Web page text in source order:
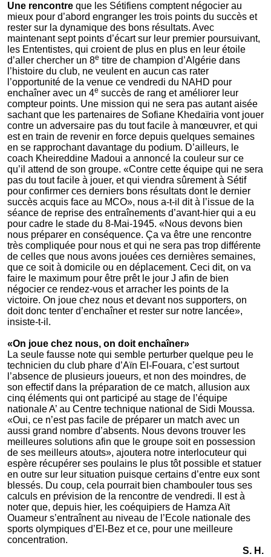
Une rencontre que les Sétifiens comptent négocier au
mieux pour d’abord engranger les trois points du succès et
rester sur la dynamique des bons résultats. Avec
maintenant sept points d’écart sur leur premier poursuivant,
les Ententistes, qui croient de plus en plus en leur étoile
d’aller chercher un 8e titre de champion d’Algérie dans
l’histoire du club, ne veulent en aucun cas rater
l’opportunité de la venue ce vendredi du NAHD pour
enchaîner avec un 4e succès de rang et améliorer leur
compteur points. Une mission qui ne sera pas autant aisée
sachant que les partenaires de Sofiane Khedaïria vont jouer
contre un adversaire pas du tout facile à manœuvrer, et qui
est en train de revenir en force depuis quelques semaines
en se rapprochant davantage du podium. D’ailleurs, le
coach Kheireddine Madoui a annoncé la couleur sur ce
qu’il attend de son groupe. «Contre cette équipe qui ne sera
pas du tout facile à jouer, et qui viendra sûrement à Sétif
pour confirmer ces derniers bons résultats dont le dernier
succès acquis face au MCO», nous a-t-il dit à l’issue de la
séance de reprise des entraînements d’avant-hier qui a eu
pour cadre le stade du 8-Mai-1945. «Nous devons bien
nous préparer en conséquence. Ça va être une rencontre
très compliquée pour nous et qui ne sera pas trop différente
de celles que nous avons jouées ces dernières semaines,
que ce soit à domicile ou en déplacement. Ceci dit, on va
faire le maximum pour être prêt le jour J afin de bien
négocier ce rendez-vous et arracher les points de la
victoire. On joue chez nous et devant nos supporters, on
doit donc tenter d’enchaîner et rester sur notre lancée»,
insiste-t-il.
«On joue chez nous, on doit enchaîner»
La seule fausse note qui semble perturber quelque peu le
technicien du club phare d’Aïn El-Fouara, c’est surtout
l’absence de plusieurs joueurs, et non des moindres, de
son effectif dans la préparation de ce match, allusion aux
cinq éléments qui ont participé au stage de l’équipe
nationale A’ au Centre technique national de Sidi Moussa.
«Oui, ce n’est pas facile de préparer un match avec un
aussi grand nombre d’absents. Nous devons trouver les
meilleures solutions afin que le groupe soit en possession
de ses meilleurs atouts», ajoutera notre interlocuteur qui
espère récupérer ses poulains le plus tôt possible et statuer
en outre sur leur situation puisque certains d’entre eux sont
blessés. Du coup, cela pourrait bien chambouler tous ses
calculs en prévision de la rencontre de vendredi. Il est à
noter que, depuis hier, les coéquipiers de Hamza Aït
Ouameur s’entraînent au niveau de l’Ecole nationale des
sports olympiques d’El-Bez et ce, pour une meilleure
concentration.
S. H.